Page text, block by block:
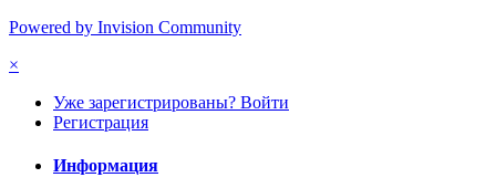
Powered by Invision Community
×
Уже зарегистрированы? Войти
Регистрация
Информация